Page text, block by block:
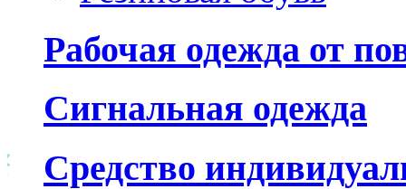
Рабочая одежда от
Сигнальная одежда
Средство